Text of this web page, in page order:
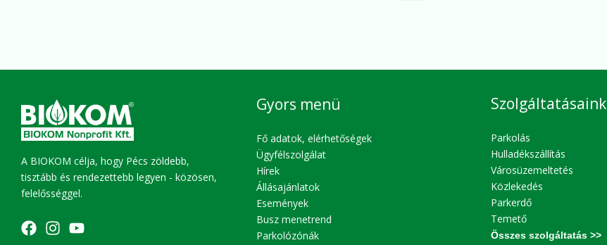
A BIOKOM célja, hogy Pécs zöldebb,
tisztább és rendezettebb legyen - közösen,
felelősséggel.
Gyors menü
Fő adatok, elérhetőségek
Ügyfélszolgálat
Hírek
Állásajánlatok
Események
Busz menetrend
Parkolózónák
Szolgáltatásaink
Parkolás
Hulladékszállítás
Városüzemeltetés
Közlekedés
Parkerdő
Temető
Összes szolgáltatás >>